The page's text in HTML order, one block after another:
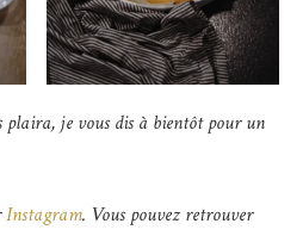
plaira, je vous dis à bientôt pour un
Instagram. Vous pouvez retrouver